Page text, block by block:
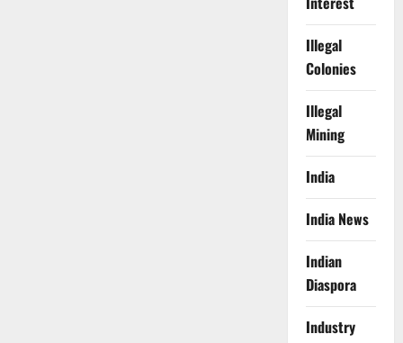
Illegal
Colonies
Illegal
Mining
India
India News
Indian
Diaspora
Industry